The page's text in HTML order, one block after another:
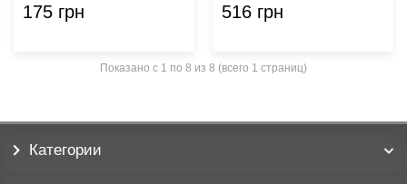
175 грн 516 грн
Показано с 1 по 8 из 8 (всего 1 страниц)
Категории